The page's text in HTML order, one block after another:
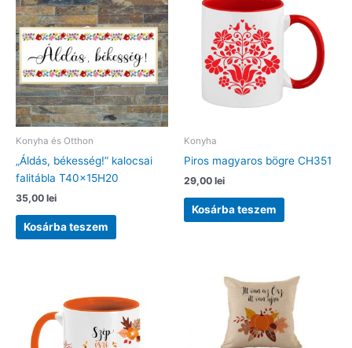
Konyha és Otthon
„Áldás, békesség!” kalocsai
falitábla T40x15H20
35,00 lei
Kosárba teszem
Konyha
Piros magyaros bögre CH351
29,00 lei
Kosárba teszem